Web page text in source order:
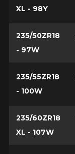
XL - 98Y
235/50ZR18
- 97W
235/55ZR18
- 100W
235/60ZR18
XL - 107W